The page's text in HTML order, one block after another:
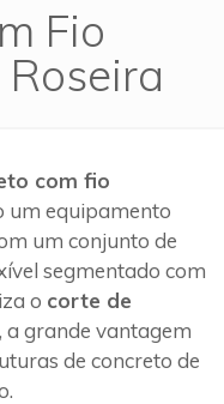
Fio
com fio
um equipamento
um conjunto de
segmentado com
o corte de
, a grande vantagem
de concreto de